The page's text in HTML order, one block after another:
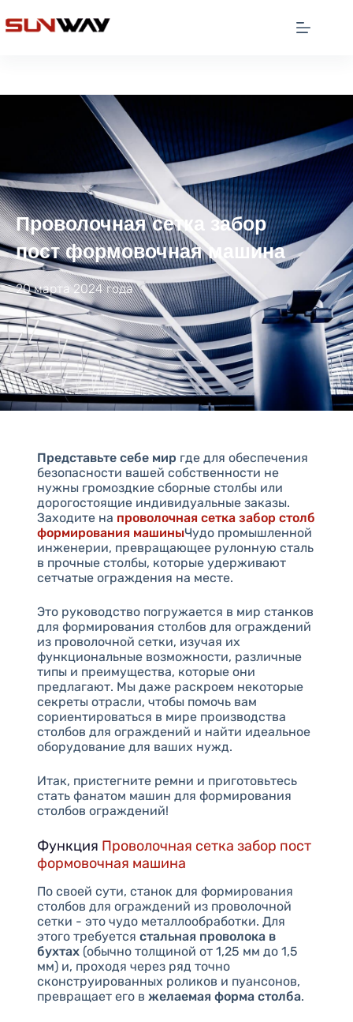
Проволочная сетка забор
пост формовочная машина
20 марта 2024 года
Представьте себе мир где для обеспечения
безопасности вашей собственности не
нужны громоздкие сборные столбы или
дорогостоящие индивидуальные заказы.
Заходите на проволочная сетка забор столб
формирования машиныЧудо промышленной
инженерии, превращающее рулонную сталь
в прочные столбы, которые удерживают
сетчатые ограждения на месте.
Это руководство погружается в мир станков
для формирования столбов для ограждений
из проволочной сетки, изучая их
функциональные возможности, различные
типы и преимущества, которые они
предлагают. Мы даже раскроем некоторые
секреты отрасли, чтобы помочь вам
сориентироваться в мире производства
столбов для ограждений и найти идеальное
оборудование для ваших нужд.
Итак, пристегните ремни и приготовьтесь
стать фанатом машин для формирования
столбов ограждений!
Функция Проволочная сетка забор пост
формовочная машина
По своей сути, станок для формирования
столбов для ограждений из проволочной
сетки - это чудо металлообработки. Для
этого требуется стальная проволока в
бухтах(обычно толщиной от 1,25 мм до 1,5
мм) и, проходя через ряд точно
сконструированных роликов и пуансонов,
превращает его в желаемая форма столба.